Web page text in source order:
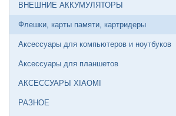
ВНЕШНИЕ АККУМУЛЯТОРЫ
Флешки, карты памяти, картридеры
Аксессуары для компьютеров и ноутбуков
Аксессуары для планшетов
АКСЕССУАРЫ XIAOMI
РАЗНОЕ